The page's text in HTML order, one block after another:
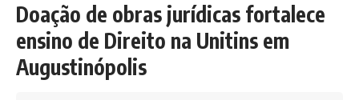
Doação de obras jurídicas fortalece
ensino de Direito na Unitins em
Augustinópolis